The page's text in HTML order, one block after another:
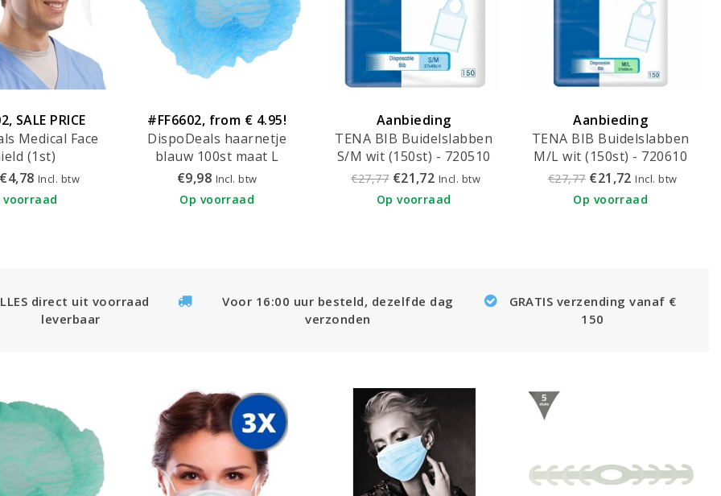
SALE PRICE
Medical Face
(1st)
€4,78 Incl. btw
voorraad
#FF6602, from € 4.95!
DispoDeals haarnetje
blauw 100st maat L
(ø52cm) - 3212
€9,98 Incl. btw
Op voorraad
Aanbieding
TENA BIB Buidelslabben
S/M wit (150st) - 720510
€27,77 €21,72 Incl. btw
Op voorraad
Aanbieding
TENA BIB Buidelslabben
M/L wit (150st) - 720610
€27,77 €21,72 Incl. btw
Op voorraad
direct uit voorraad
leverbaar
Voor 16:00 uur besteld, dezelfde dag
verzonden
GRATIS verzending vanaf €
150